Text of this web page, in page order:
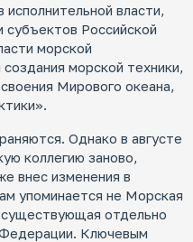
власти,
субъектов Российской
морской
морской техники,
Мирового океана,
Однако в августе
коллегию заново,
внес изменения в
упоминается не Морская
существующая отдельно
Ключевым